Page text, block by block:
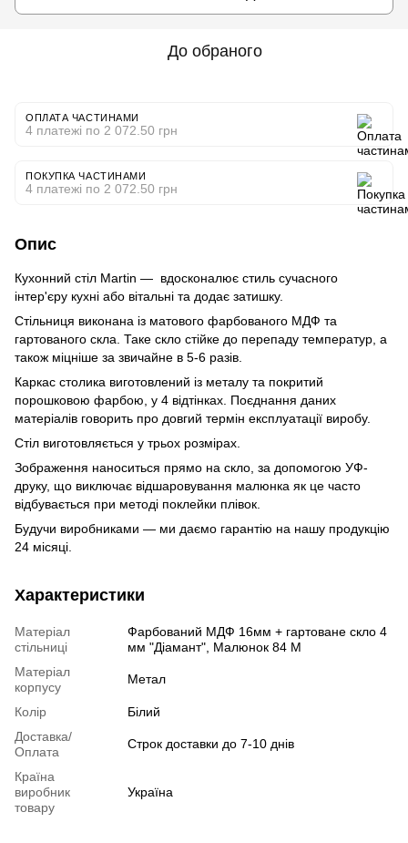
До обраного
ОПЛАТА ЧАСТИНАМИ
4 платежі по 2 072.50 грн
ПОКУПКА ЧАСТИНАМИ
4 платежі по 2 072.50 грн
Опис
Кухонний стіл Martin — вдосконалює стиль сучасного
інтер'єру кухні або вітальні та додає затишку.
Cтільниця виконана із матового фарбованого МДФ та
гартованого скла. Таке скло стійке до перепаду температур, а
також міцніше за звичайне в 5-6 разів.
Каркас столика виготовлений із металу та покритий
порошковою фарбою, у 4 відтінках. Поєднання даних
матеріалів говорить про довгий термін експлуатації виробу.
Стіл виготовляється у трьох розмірах.
Зображення наноситься прямо на скло, за допомогою УФ-
друку, що виключає відшаровування малюнка як це часто
відбувається при методі поклейки плівок.
Будучи виробниками — ми даємо гарантію на нашу продукцію
24 місяці.
Характеристики
Матеріал
стільниці
Фарбований МДФ 16мм + гартоване скло 4
мм "Діамант", Малюнок 84 М
Матеріал
корпусу
Метал
Колір
Білий
Доставка/
Оплата
Строк доставки до 7-10 днів
Країна
виробник
товару
Україна